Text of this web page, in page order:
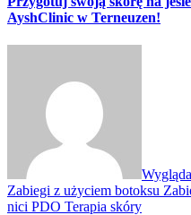
AyshClinic w Terneuzen!
Zabiegi z użyciem botoksu
nici PDO Terapia skóry